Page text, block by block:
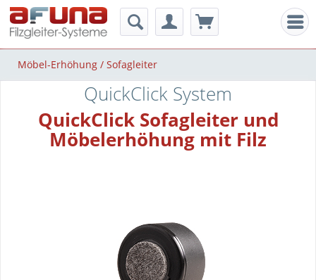
Möbel-Erhöhung / Sofagleiter
QuickClick System
QuickClick Sofagleiter und
Möbelerhöhung mit Filz